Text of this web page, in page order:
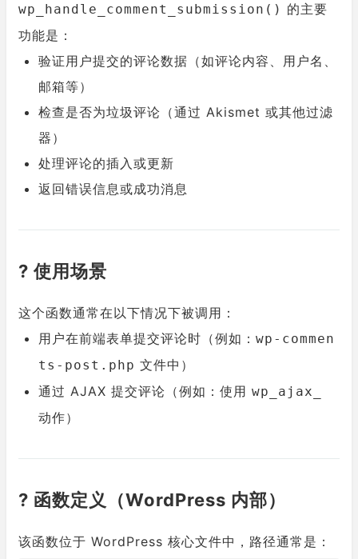
wp_handle_comment_submission() 的主要
功能是：
验证用户提交的评论数据（如评论内容、用户名、
邮箱等）
检查是否为垃圾评论（通过 Akismet 或其他过滤
器）
处理评论的插入或更新
返回错误信息或成功消息
? 使用场景
这个函数通常在以下情况下被调用：
用户在前端表单提交评论时（例如： wp-commen
ts-post.php 文件中）
通过 AJAX 提交评论（例如：使用 wp_ajax_
动作）
? 函数定义（WordPress 内部）
该函数位于 WordPress 核心文件中，路径通常是：